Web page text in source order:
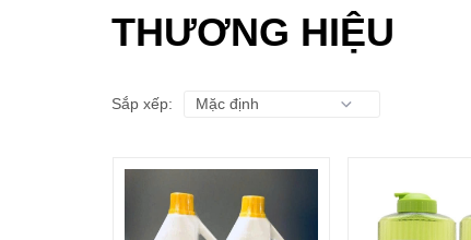
THƯƠNG HIỆU
Sắp xếp: